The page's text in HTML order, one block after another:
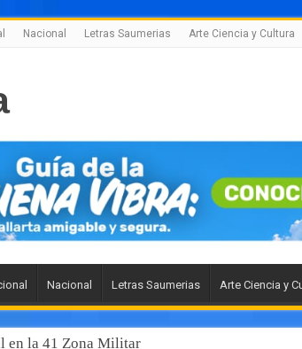
Nacional Letras Saumerias Arte Ciencia y Cultura
Nacional Letras Saumerias Arte Ciencia y
en la 41 Zona Militar